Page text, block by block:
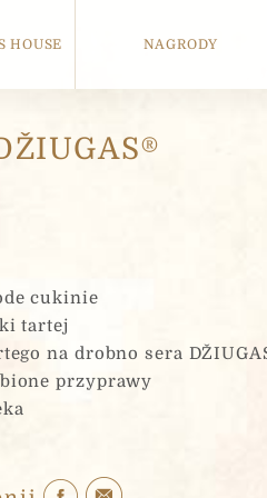
HOUSE NAGRODY
cukinie
tartej
na drobno sera
przyprawy